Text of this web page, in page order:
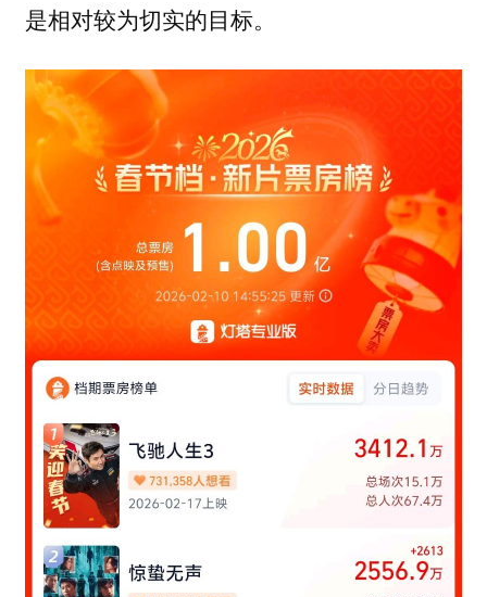
是相对较为切实的目标。